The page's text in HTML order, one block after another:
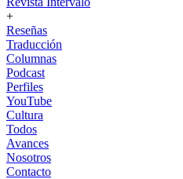
+
Reseñas
Traducción
Columnas
Podcast
Perfiles
YouTube
Cultura
Todos
Avances
Nosotros
Contacto